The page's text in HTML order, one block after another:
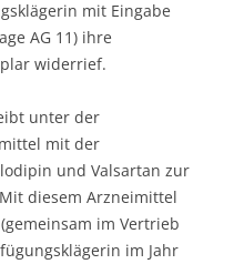
mit Eingabe
AG 11) ihre
widerrief.
unter der
mit der
und Valsartan zur
diesem Arzneimittel
im Vertrieb
im Jahr